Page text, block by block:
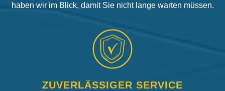
haben wir im Blick, damit Sie nicht lange warten müssen.
ZUVERLÄSSIGER SERVICE